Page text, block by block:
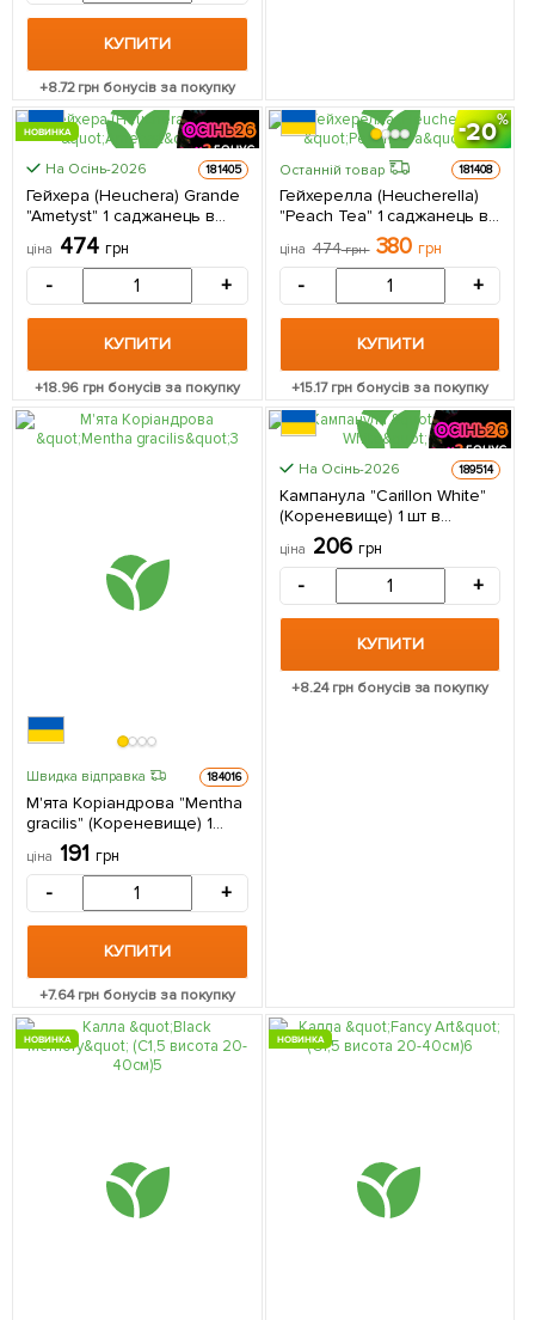
КУПИТИ
+8.72грн бонусів за покупку
КРУПНОМІР
НОВИНКА
На Осінь-2026 181405
Гейхера (Heuchera) Grande
"Ametyst" 1 саджанець в
упаковці
ціна 474 грн
- +
КУПИТИ
+18.96 грн бонусів за покупку
20
КРУПНОМІР
Останній товар 181408
Гейхерелла (Heucherella)
"Peach Tea" 1 саджанець в
ціна 474грн 380 грн
- +
КУПИТИ
+15.17грн бонусів за покупку
Швидка відправка 184016
М'ята Коріандрова "Mentha
gracilis" (Кореневище) 1
саджанець в упаковці
ціна 191 грн
- +
КУПИТИ
+7.64грн бонусів за покупку
На Осінь-2026 189514
Кампанула "Carillon White"
(Кореневище) 1 шт в
упаковці
ціна 206 грн
- +
КУПИТИ
+8.24грн бонусів за покупку
НОВИНКА НОВИНКА